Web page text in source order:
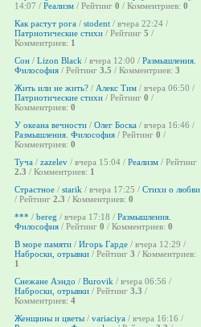
14:07 / Реализм / Рейтинг 0 / Комментриев: 0
Как растут рога / stodent / вчера 22:24 /
Патриотические стихи / Рейтинг 5 /
Комментриев: 1
Сон / Lizon Black / вчера 12:00 / Размышления.
Философия / Рейтинг 3.5 / Комментриев: 3
Жить или не жить? / Алекс Тим / вчера 06:50 /
Патриотические стихи / Рейтинг 0 /
Комментриев: 0
У океана вечности / Олег Боска / вчера 16:46 /
Размышления. Философия / Рейтинг 0 /
Комментриев: 0
Туча / zazelev / вчера 15:04 / Реализм / Рейтинг
2.3 / Комментриев: 1
Страстное / starik / вчера 17:25 / Стихи о любви
/ Рейтинг 2.3 / Комментриев: 0
*** / bereg / вчера 17:18 / Размышления.
Философия / Рейтинг 0 / Комментриев: 0
В море памяти / Игорь Гарде / вчера 12:29 /
Наброски, отрывки / Рейтинг 3 / Комментриев:
1
Снежане Аэндо / Burovik / вчера 06:56 /
Наброски, отрывки / Рейтинг 3.3 /
Комментриев: 4
Женщины и цветы / variaciya / вчера 16:16 /